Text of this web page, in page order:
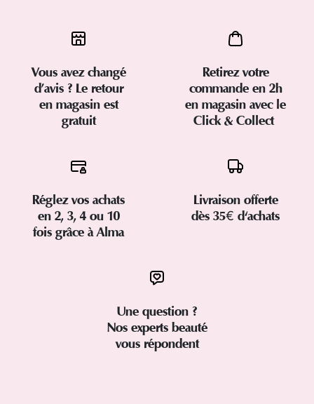
Vous avez changé
d’avis ? Le retour
en magasin est
gratuit
Retirez votre
commande en 2h
en magasin avec le
Click & Collect
Réglez vos achats
en 2, 3, 4 ou 10
fois grâce à Alma
Livraison offerte
dès 35€ d'achats
Une question ?
Nos experts beauté
vous répondent